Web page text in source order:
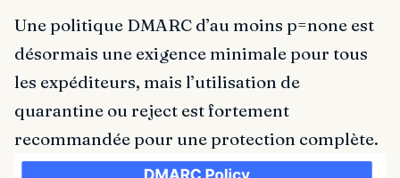
Une politique DMARC d’au moins p=none est
désormais une exigence minimale pour tous
les expéditeurs, mais l’utilisation de
quarantine ou reject est fortement
recommandée pour une protection complète.